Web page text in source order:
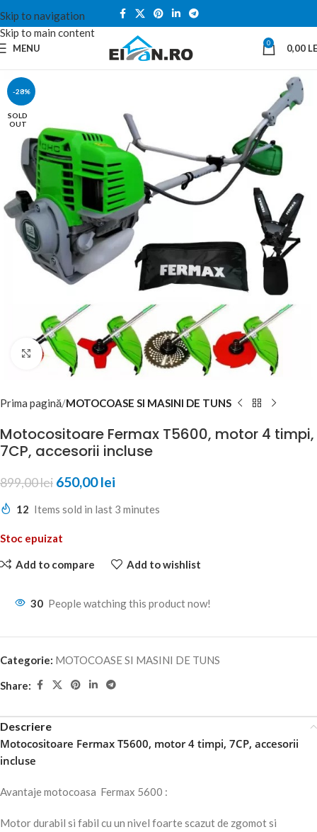
Skip to navigation
Skip to main content
MENU 0 0,00
-28%
SOLD
OUT
Click to enlarge
Prima pagină MOTOCOASE SI MASINI DE TUNS
Motocositoare Fermax T5600, motor 4 timpi,
7CP, accesorii incluse
899,00lei 650,00lei
12 Items sold in last 3 minutes
Stoc epuizat
Add to compare Add to wishlist
30 People watching this product now!
Categorie: MOTOCOASE SI MASINI DE TUNS
Share:
Descriere
Motocositoare Fermax T5600, motor 4 timpi, 7CP, accesorii
incluse
Avantaje motocoasa Fermax 5600 :
Motor durabil si fabil cu un nivel foarte scazut de zgomot si